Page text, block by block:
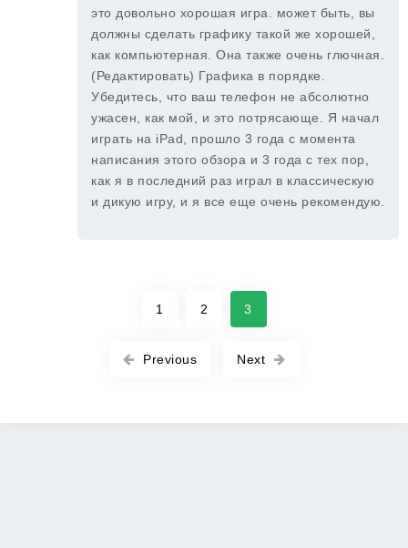
это довольно хорошая игра. может быть, вы
должны сделать графику такой же хорошей,
как компьютерная. Она также очень глючная.
(Редактировать) Графика в порядке.
Убедитесь, что ваш телефон не абсолютно
ужасен, как мой, и это потрясающе. Я начал
играть на iPad, прошло 3 года с момента
написания этого обзора и 3 года с тех пор,
как я в последний раз играл в классическую
и дикую игру, и я все еще очень рекомендую.
Previous
1 2 3
Next